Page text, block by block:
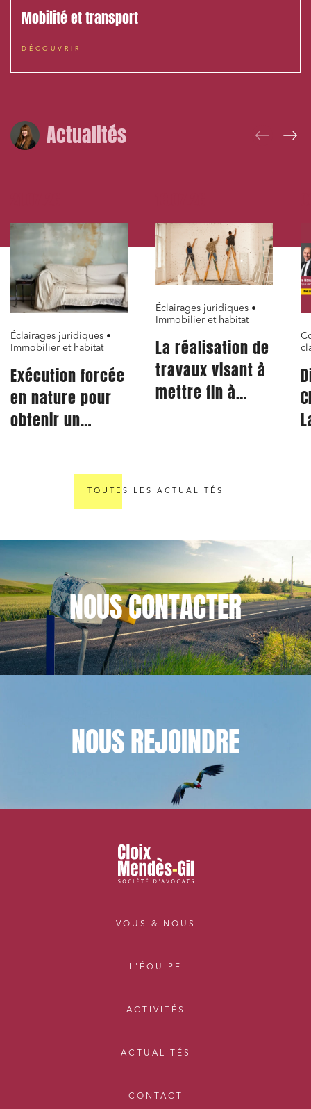
Mobilité et transport
DÉCOUVRIR
Actualités
Éclairages juridiques •
Immobilier et habitat
Exécution forcée
en nature pour
obtenir un
triennale de
l’action en
Éclairages juridiques •
Immobilier et habitat
La réalisation de
travaux visant à
mettre fin à
congé pour motif
TOUTES LES ACTUALITÉS
NOUSCONTACTER
NOUSREJOINDRE
VOUS & NOUS
L'ÉQUIPE
ACTIVITÉS
ACTUALITÉS
CONTACT